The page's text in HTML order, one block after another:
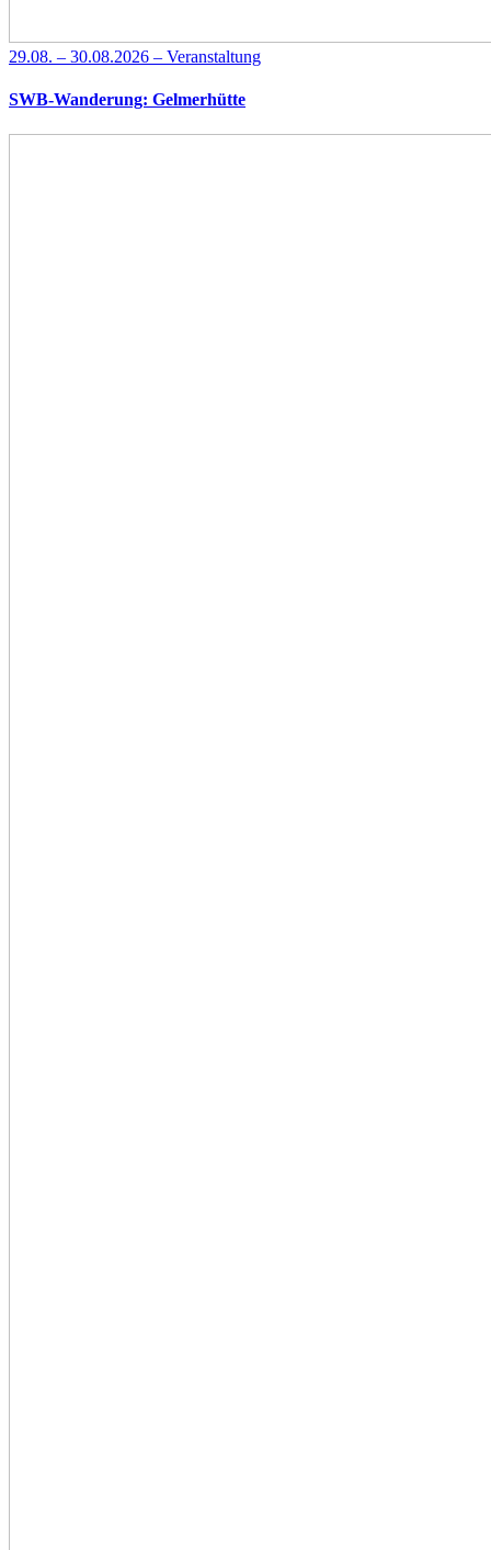
29.08. – 30.08.2026 – Veranstaltung
SWB-Wanderung: Gelmerhütte